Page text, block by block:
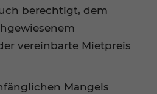
berechtigt, dem
vereinbarte Mietpreis
Mangels